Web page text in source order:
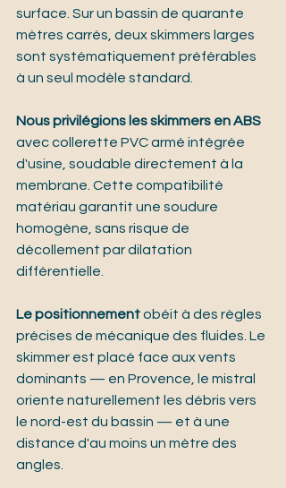
surface. Sur un bassin de quarante
mètres carrés, deux skimmers larges
sont systématiquement préférables
à un seul modèle standard.
Nous privilégions les skimmers en ABS
avec collerette PVC armé intégrée
d'usine, soudable directement à la
membrane. Cette compatibilité
matériau garantit une soudure
homogène, sans risque de
décollement par dilatation
différentielle.
Le positionnement obéit à des règles
précises de mécanique des fluides. Le
skimmer est placé face aux vents
dominants — en Provence, le mistral
oriente naturellement les débris vers
le nord-est du bassin — et à une
distance d'au moins un mètre des
angles.